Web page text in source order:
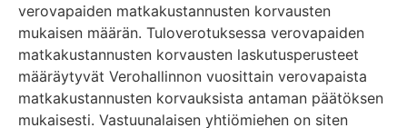
verovapaiden matkakustannusten korvausten
mukaisen määrän. Tuloverotuksessa verovapaiden
matkakustannusten korvausten laskutusperusteet
määräytyvät Verohallinnon vuosittain verovapaista
matkakustannusten korvauksista antaman päätöksen
mukaisesti. Vastuunalaisen yhtiömiehen on siten